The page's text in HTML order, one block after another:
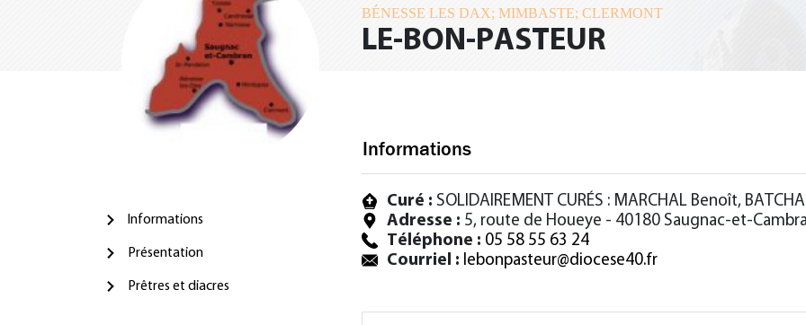
Informations
Présentation
Prêtres et diacres
BÉNESSE LES DAX; MIMBASTE; CLERMONT
LE-BON-PASTEUR
Informations
Curé : SOLIDAIREMENT CURÉS : MARCHAL Benoît,
Adresse : 5, route de Houeye - 40180 Saugnac-et-
Téléphone : 05 58 55 63 24
Courriel : lebonpasteur@diocese40.fr